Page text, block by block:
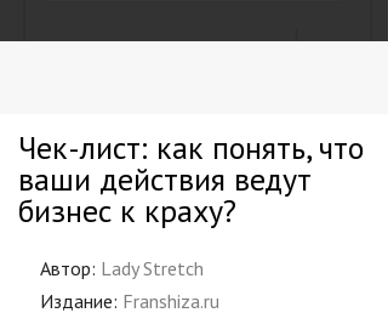
Чек-лист: как понять, что
ваши действия ведут
бизнес к краху?
Автор: Lady Stretch
Издание: Franshiza.ru